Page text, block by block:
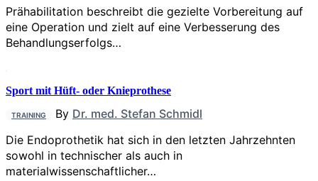
Prähabilitation beschreibt die gezielte Vorbereitung auf
eine Operation und zielt auf eine Verbesserung des
Behandlungserfolgs…
Sport mit Hüft- oder Knieprothese
TRAINING By Dr. med. Stefan Schmidl
Die Endoprothetik hat sich in den letzten Jahrzehnten
sowohl in technischer als auch in
materialwissenschaftlicher…